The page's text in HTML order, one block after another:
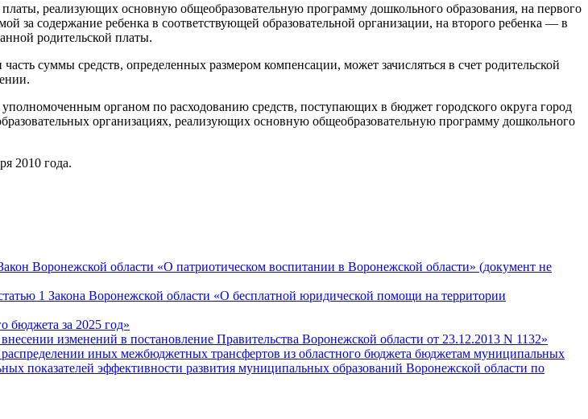
реализующих основную общеобразовательную программу дошкольного образования, на первого
за содержание ребенка в соответствующей образовательной организации, на второго ребенка — в
родительской платы.
суммы средств, определенных размером компенсации, может зачисляться в счет родительской
органом по расходованию средств, поступающих в бюджет городского округа город
организациях, реализующих основную общеобразовательную программу дошкольного
2010 года.
Воронежской области «О патриотическом воспитании в Воронежской области» (документ не
1 Закона Воронежской области «О бесплатной юридической помощи на территории
бюджета за 2025 год»
изменений в постановление Правительства Воронежской области от 23.12.2013 N 1132»
иных межбюджетных трансфертов из областного бюджета бюджетам муниципальных
показателей эффективности развития муниципальных образований Воронежской области по